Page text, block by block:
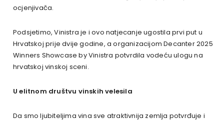
ocjenjivača.
Podsjetimo, Vinistra je i ovo natjecanje ugostila prvi put u
Hrvatskoj prije dvije godine, a organizacijom Decanter 2025
Winners Showcase by Vinistra potvrdila vodeću ulogu na
hrvatskoj vinskoj sceni.
U elitnom društvu vinskih velesila
Da smo ljubiteljima vina sve atraktivnija zemlja potvrđuje i